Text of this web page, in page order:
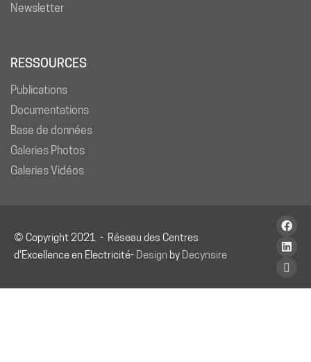
Newsletter
RESSOURCES
Publications
Documentations
Base de données
Galeries Photos
Galeries Vidéos
© Copyright 2021 - Réseau des Centres
d'Excellence en Electricité- Design by Decynsire